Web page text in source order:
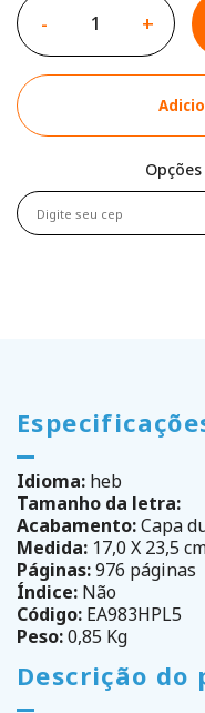
- +
Idioma: heb
Tamanho da letra:
Acabamento:Capa
Medida: 17,0 X 23,5
Páginas:976 páginas
Índice: Não
Código: EA983HPL5
Peso:0,85 Kg
Descrição do